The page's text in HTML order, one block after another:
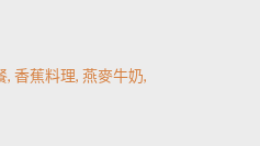
香蕉料理 燕麥牛奶